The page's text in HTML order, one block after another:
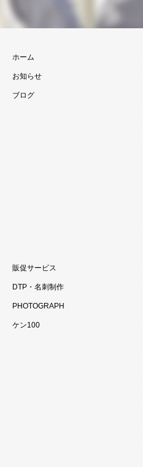
ホーム
お知らせ
ブログ
販促サービス
DTP・名刺制作
PHOTOGRAPH
ケン100